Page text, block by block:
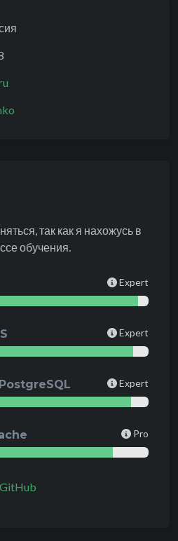
так как я нахожусь в
обучения.
Expert
Expert
Expert
Pro